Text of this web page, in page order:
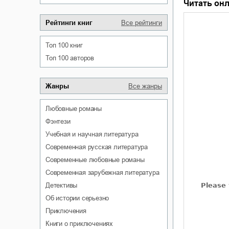
Рейтинги книг Все рейтинги
Топ 100 книг
Топ 100 авторов
Жанры Все жанры
любовные романы
фэнтези
учебная и научная литература
современная русская литература
современные любовные романы
современная зарубежная литература
детективы
об истории серьезно
приключения
книги о приключениях
Читать